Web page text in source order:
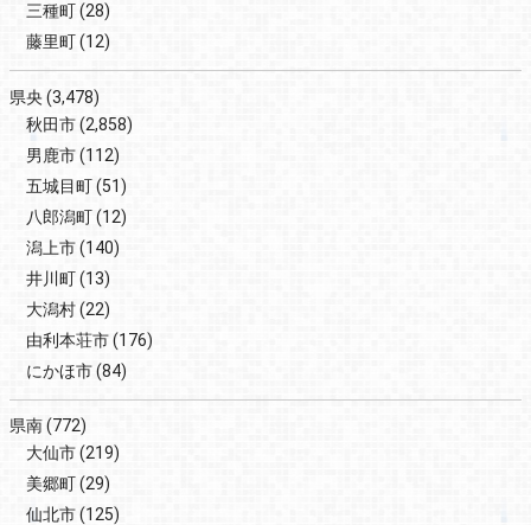
三種町(28)
藤里町(12)
県央(3,478)
秋田市(2,858)
男鹿市(112)
五城目町(51)
八郎潟町(12)
潟上市(140)
井川町(13)
大潟村(22)
由利本荘市(176)
にかほ市(84)
県南(772)
大仙市(219)
美郷町(29)
仙北市(125)